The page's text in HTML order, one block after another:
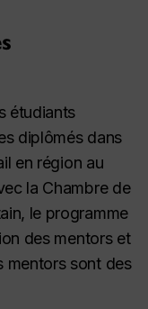
étudiants
diplômés dans
en région au
la Chambre de
le programme
des mentors et
mentors sont des